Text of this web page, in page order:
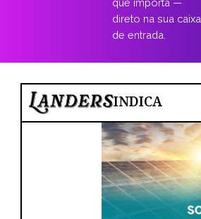
direto na sua caixa
de entrada.
INDICA